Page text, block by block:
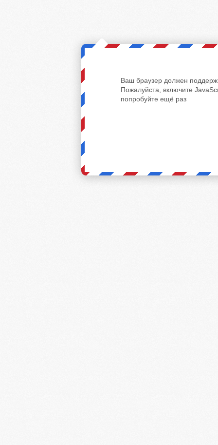
Ваш браузер должен
Пожалуйста, включите
попробуйте ещё раз